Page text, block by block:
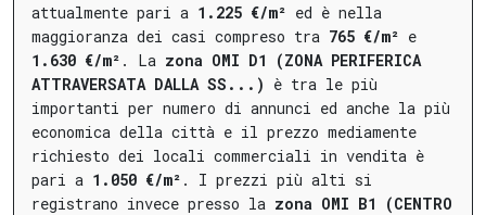
attualmente pari a 1.225 €/m² ed è nella
maggioranza dei casi compreso tra 765 €/m² e
1.630 €/m² . La zona OMI D1 (ZONA PERIFERICA
ATTRAVERSATA DALLA SS...) è tra le più
importanti per numero di annunci ed anche la più
economica della città e il prezzo mediamente
richiesto dei locali commerciali in vendita è
pari a 1.050 €/m² . I prezzi più alti si
registrano invece presso la zona OMI B1 (CENTRO